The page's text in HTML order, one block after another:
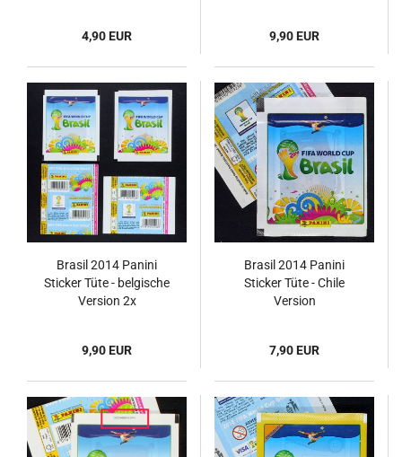
4,90 EUR 9,90 EUR
Brasil 2014 Panini
Sticker Tüte - belgische
Version 2x
9,90 EUR
Brasil 2014 Panini
Sticker Tüte - Chile
Version
7,90 EUR